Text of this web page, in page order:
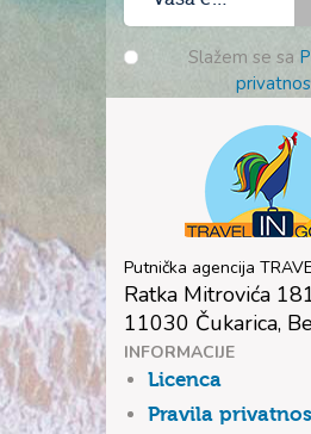
Slažem se sa
Putnička agencija
Ratka Mitrovića
11030 Čukarica,
INFORMACIJE
Licenca
Pravila